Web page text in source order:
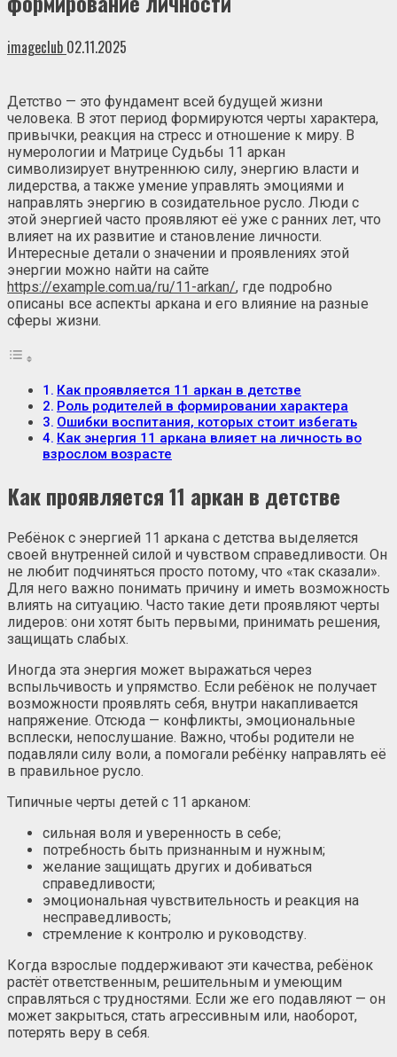
imageclub 02.11.2025
Детство — это фундамент всей будущей жизни
человека. В этот период формируются черты характера,
привычки, реакция на стресс и отношение к миру. В
нумерологии и Матрице Судьбы 11 аркан
символизирует внутреннюю силу, энергию власти и
лидерства, а также умение управлять эмоциями и
направлять энергию в созидательное русло. Люди с
этой энергией часто проявляют её уже с ранних лет, что
влияет на их развитие и становление личности.
Интересные детали о значении и проявлениях этой
энергии можно найти на сайте
https://example.com.ua/ru/11-arkan/, где подробно
описаны все аспекты аркана и его влияние на разные
сферы жизни.
Как проявляется 11 аркан в детстве
Роль родителей в формировании характера
Ошибки воспитания, которых стоит избегать
Как энергия 11 аркана влияет на личность во
взрослом возрасте
Как проявляется 11 аркан в детстве
Ребёнок с энергией 11 аркана с детства выделяется
своей внутренней силой и чувством справедливости. Он
не любит подчиняться просто потому, что «так сказали».
Для него важно понимать причину и иметь возможность
влиять на ситуацию. Часто такие дети проявляют черты
лидеров: они хотят быть первыми, принимать решения,
защищать слабых.
Иногда эта энергия может выражаться через
вспыльчивость и упрямство. Если ребёнок не получает
возможности проявлять себя, внутри накапливается
напряжение. Отсюда — конфликты, эмоциональные
всплески, непослушание. Важно, чтобы родители не
подавляли силу воли, а помогали ребёнку направлять её
в правильное русло.
Типичные черты детей с 11 арканом:
сильная воля и уверенность в себе;
потребность быть признанным и нужным;
желание защищать других и добиваться
справедливости;
эмоциональная чувствительность и реакция на
несправедливость;
стремление к контролю и руководству.
Когда взрослые поддерживают эти качества, ребёнок
растёт ответственным, решительным и умеющим
справляться с трудностями. Если же его подавляют — он
может закрыться, стать агрессивным или, наоборот,
потерять веру в себя.